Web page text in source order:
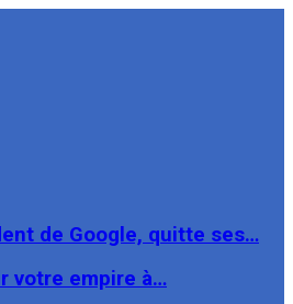
de Google, quitte ses…
votre empire à…